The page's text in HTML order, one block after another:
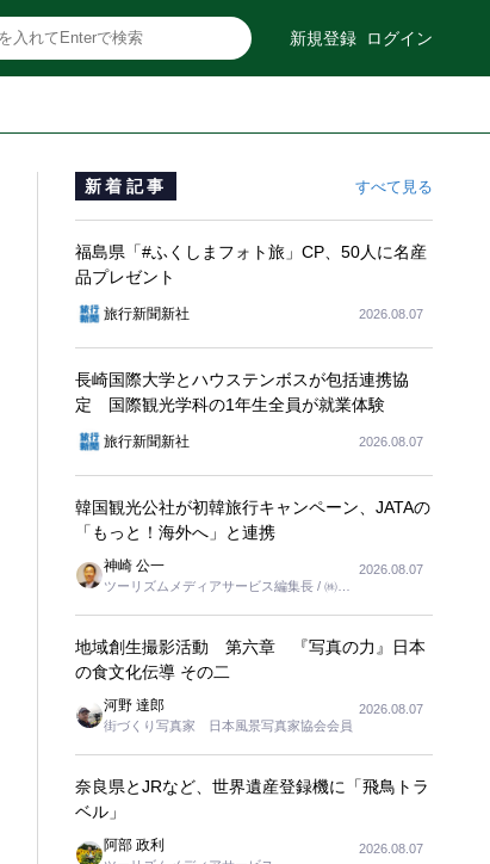
新規登録 ログイン
新着記事 すべて見る
福島県「#ふくしまフォト旅」CP、50人に名産
品プレゼント
旅行新聞新社 2026.08.07
長崎国際大学とハウステンボスが包括連携協
定 国際観光学科の1年生全員が就業体験
旅行新聞新社 2026.08.07
韓国観光公社が初韓旅行キャンペーン、JATAの
「もっと！海外へ」と連携
神崎 公一
ツーリズムメディアサービス編集長 / ㈱ツ
2026.08.07
地域創生撮影活動 第六章 『写真の力』日本
の食文化伝導 その二
河野 達郎
街づくり写真家 日本風景写真家協会会員
2026.08.07
奈良県とJRなど、世界遺産登録機に「飛鳥トラ
ベル」
阿部 政利 2026.08.07